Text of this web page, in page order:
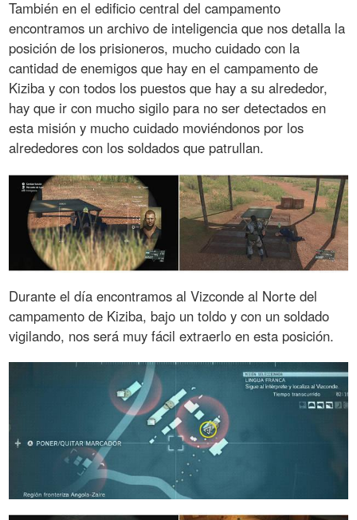
También en el edificio central del campamento
encontramos un archivo de inteligencia que nos detalla la
posición de los prisioneros, mucho cuidado con la
cantidad de enemigos que hay en el campamento de
Kiziba y con todos los puestos que hay a su alrededor,
hay que ir con mucho sigilo para no ser detectados en
esta misión y mucho cuidado moviéndonos por los
alrededores con los soldados que patrullan.
Durante el día encontramos al Vizconde al Norte del
campamento de Kiziba, bajo un toldo y con un soldado
vigilando, nos será muy fácil extraerlo en esta posición.